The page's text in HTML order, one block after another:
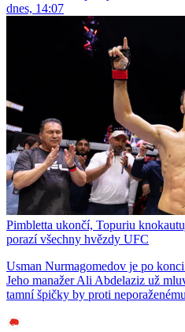
dnes, 14:07
Pimbletta ukončí, Topuriu
porazí všechny hvězdy UFC
Usman Nurmagomedov je po
Jeho manažer Ali Abdelaziz už
tamní špičky by proti